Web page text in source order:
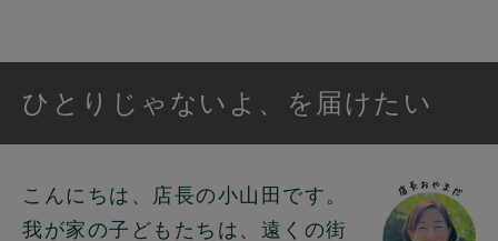
ひとりじゃないよ、を届けたい
こんにちは、店長の小山田です。
我が家の子どもたちは、遠くの街